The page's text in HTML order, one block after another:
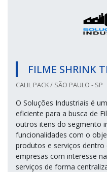
FILME SHRINK
CALIL PACK / SÃO PAULO - SP
O Soluções Industriais é
eficiente para a busca de
outros itens do segmento
funcionalidades com o
produtos e serviços
empresas com interesse
serviços de forma